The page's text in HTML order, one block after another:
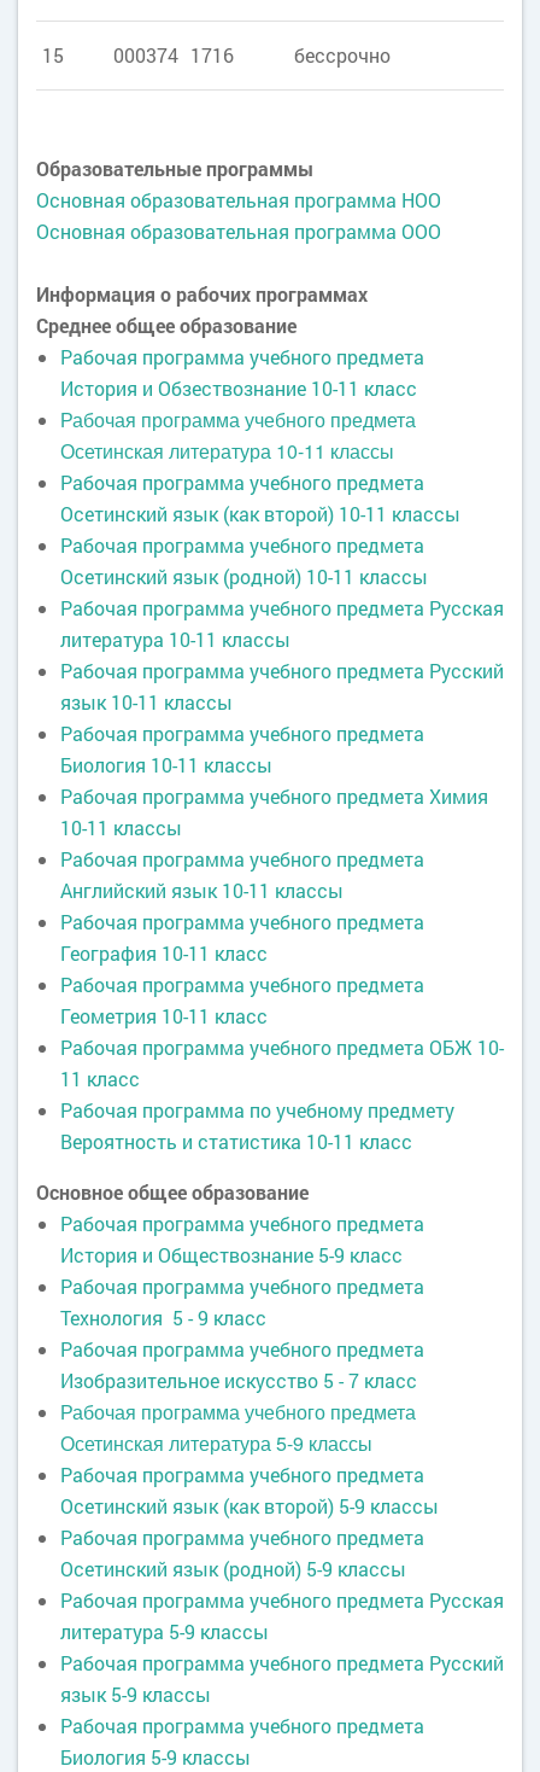
15 000374 1716 бессрочно
Образовательные программы
Основная образовательная программа НОО
Основная образовательная программа ООО
Информация о рабочих программах
Среднее общее образование
Рабочая программа учебного предмета
История и Обзествознание 10-11 класс
Рабочая программа учебного предмета
Осетинская литература 10-11 классы
Рабочая программа учебного предмета
Осетинский язык (как второй) 10-11 классы
Рабочая программа учебного предмета
Осетинский язык (родной) 10-11 классы
Рабочая программа учебного предмета Русская
литература 10-11 классы
Рабочая программа учебного предмета Русский
язык 10-11 классы
Рабочая программа учебного предмета
Биология 10-11 классы
Рабочая программа учебного предмета Химия
10-11 классы
Рабочая программа учебного предмета
Английский язык 10-11 классы
Рабочая программа учебного предмета
География 10-11 класс
Рабочая программа учебного предмета
Геометрия 10-11 класс
Рабочая программа учебного предмета ОБЖ 10-
11 класс
Рабочая программа по учебному предмету
Вероятность и статистика 10-11 класс
Основное общее образование
Рабочая программа учебного предмета
История и Обществознание 5-9 класс
Рабочая программа учебного предмета
Технология 5 - 9 класс
Рабочая программа учебного предмета
Изобразительное искусство 5 - 7 класс
Рабочая программа учебного предмета
Осетинская литература 5-9 классы
Рабочая программа учебного предмета
Осетинский язык (как второй) 5-9 классы
Рабочая программа учебного предмета
Осетинский язык (родной) 5-9 классы
Рабочая программа учебного предмета Русская
литература 5-9 классы
Рабочая программа учебного предмета Русский
язык 5-9 классы
Рабочая программа учебного предмета
Биология 5-9 классы